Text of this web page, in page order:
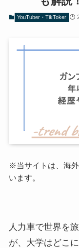
YouTuber・TikToker
※当サイトは、海
います。
人力車で世界を
が、大学はどこ